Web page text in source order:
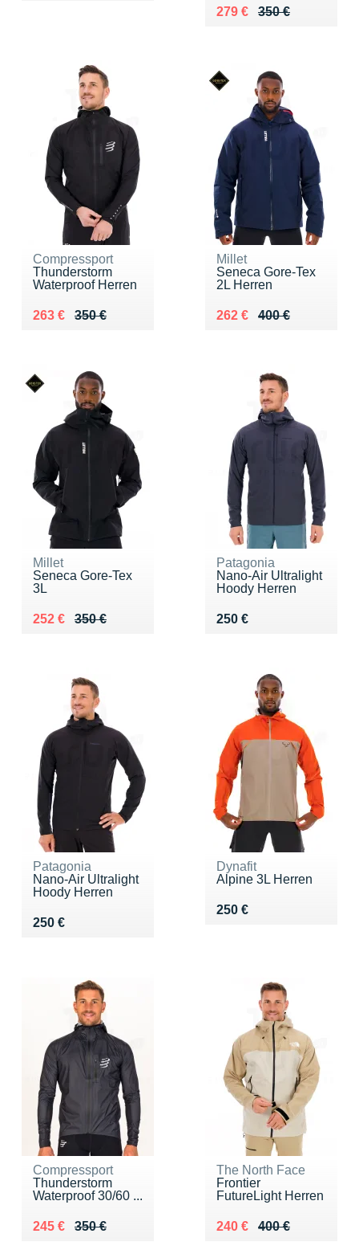
350 €
Au lieu de 350 €
279 €
Vendu 279 €
Compressport
Thunderstorm
Waterproof Herren
350 €
Au lieu de 350 €
263 €
Vendu 263 €
Millet
Seneca Gore-Tex
2L Herren
400 €
Au lieu de 400 €
262 €
Vendu 262 €
Millet
Seneca Gore-Tex
3L
350 €
Au lieu de 350 €
252 €
Vendu 252 €
Patagonia
Nano-Air Ultralight
Hoody Herren
250 €
Vendu 250 €
Patagonia
Nano-Air Ultralight
Hoody Herren
250 €
Vendu 250 €
Dynafit
Alpine 3L Herren
250 €
Vendu 250 €
Compressport
Thunderstorm
Waterproof 30/60 ...
350 €
Au lieu de 350 €
245 €
Vendu 245 €
The North Face
Frontier
FutureLight Herren
400 €
Au lieu de 400 €
240 €
Vendu 240 €